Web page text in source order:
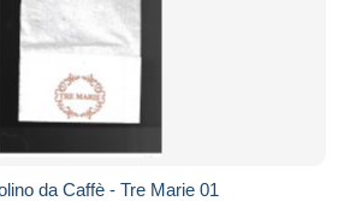
da Caffè - Tre Marie 01